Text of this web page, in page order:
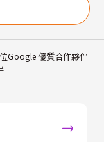
Google 優質合作夥伴